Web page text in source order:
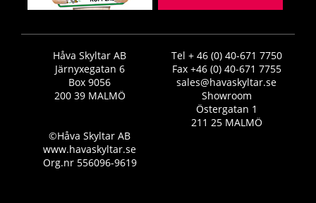
Håva Skyltar AB
Järnyxegatan 6
Box 9056
200 39 MALMÖ
Tel + 46 (0) 40-671 7750
Fax +46 (0) 40-671 7755
sales@havaskyltar.se
Showroom
Östergatan 1
211 25 MALMÖ
©Håva Skyltar AB
www.havaskyltar.se
Org.nr 556096-9619